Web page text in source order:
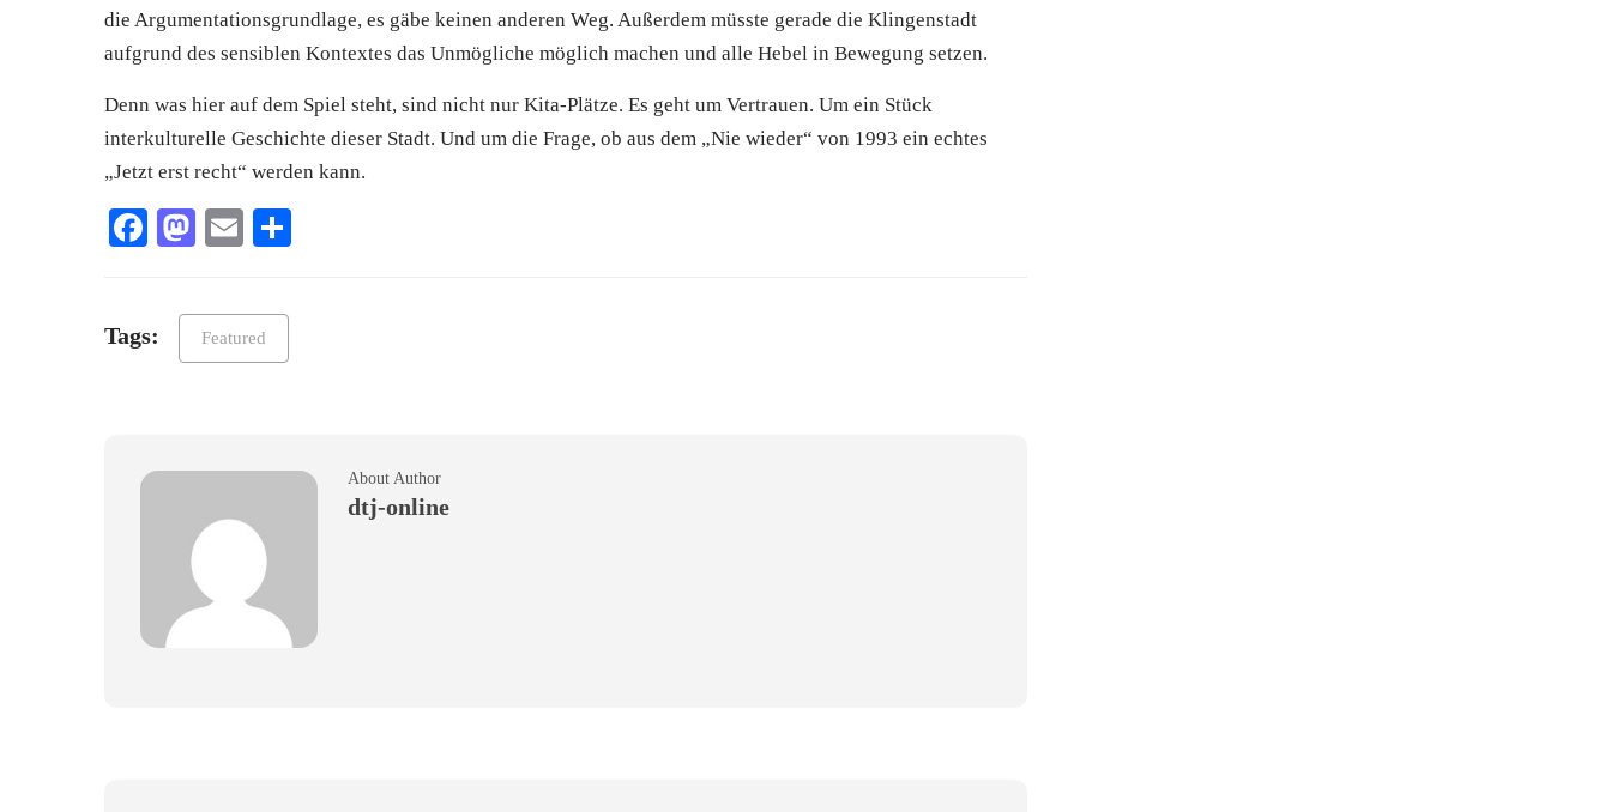
die Argumentationsgrundlage, es gäbe keinen anderen Weg. Außerdem müsste gerade die Klingenstadt
aufgrund des sensiblen Kontextes das Unmögliche möglich machen und alle Hebel in Bewegung setzen.
Denn was hier auf dem Spiel steht, sind nicht nur Kita-Plätze. Es geht um Vertrauen. Um ein Stück
interkulturelle Geschichte dieser Stadt. Und um die Frage, ob aus dem „Nie wieder“ von 1993 ein echtes
„Jetzt erst recht“ werden kann.
Facebook
Mastodon
Email
Tags: Featured
About Author
dtj-online